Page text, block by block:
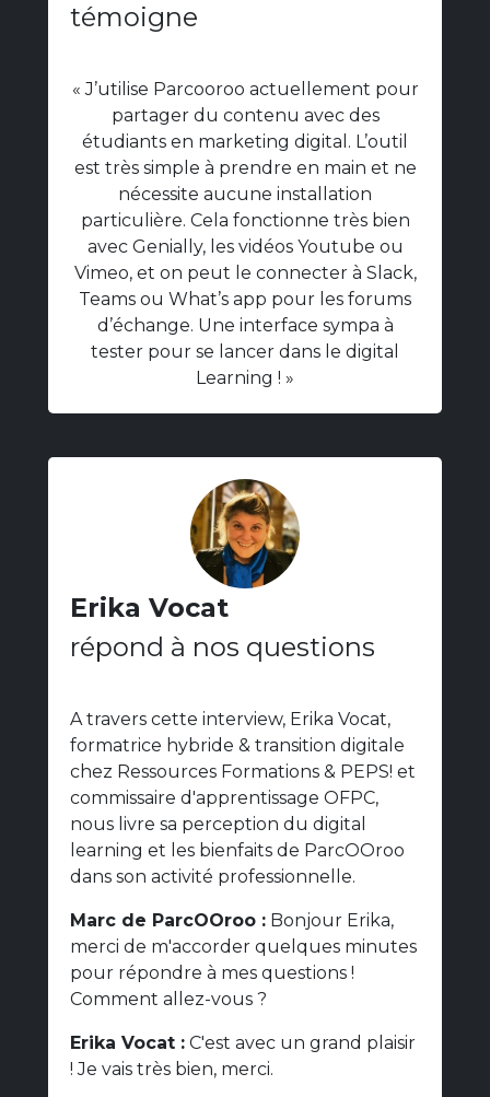
témoigne
« J’utilise Parcooroo actuellement pour
partager du contenu avec des
étudiants en marketing digital. L’outil
est très simple à prendre en main et ne
nécessite aucune installation
particulière. Cela fonctionne très bien
avec Genially, les vidéos Youtube ou
Vimeo, et on peut le connecter à Slack,
Teams ou What’s app pour les forums
d’échange. Une interface sympa à
tester pour se lancer dans le digital
Learning ! »
Erika Vocat
répond à nos questions
A travers cette interview, Erika Vocat,
formatrice hybride & transition digitale
chez Ressources Formations & PEPS! et
commissaire d'apprentissage OFPC,
nous livre sa perception du digital
learning et les bienfaits de ParcOOroo
dans son activité professionnelle.
Marc de ParcOOroo : Bonjour Erika,
merci de m'accorder quelques minutes
pour répondre à mes questions !
Comment allez-vous ?
Erika Vocat : C'est avec un grand plaisir
! Je vais très bien, merci.